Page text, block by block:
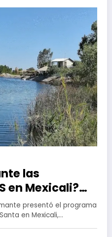
las
en Mexicali?
actividades
presentó el programa
en Mexicali,…